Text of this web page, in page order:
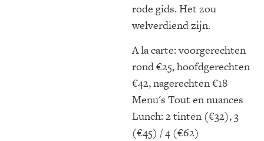
rode gids. Het zou
welverdiend zijn.
A la carte: voorgerechten
rond €25, hoofdgerechten
€42, nagerechten €18
Menu's Tout en nuances
Lunch: 2 tinten (€32), 3
(€45) / 4 (€62)